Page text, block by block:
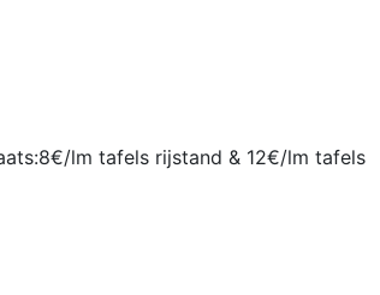
lm tafels rijstand & 12€/lm tafels